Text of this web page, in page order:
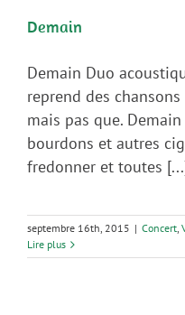
Demain
Demain Duo
reprend des
mais pas que.
bourdons et autres
fredonner et toutes
septembre 16th, 2015 | Concert,
Lire plus